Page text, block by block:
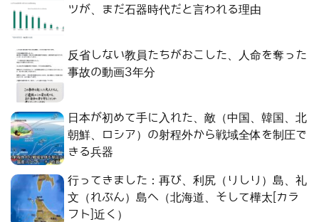
ツが、まだ石器時代だと言われる理由
反省しない教員たちがおこした、人命を奪った
事故の動画3年分
日本が初めて手に入れた、敵（中国、韓国、北
朝鮮、ロシア）の射程外から戦域全体を制圧で
きる兵器
行ってきました：再び、利尻（りしり）島、礼
文（れぶん）島へ（北海道、そして樺太[カラ
フト]近く）